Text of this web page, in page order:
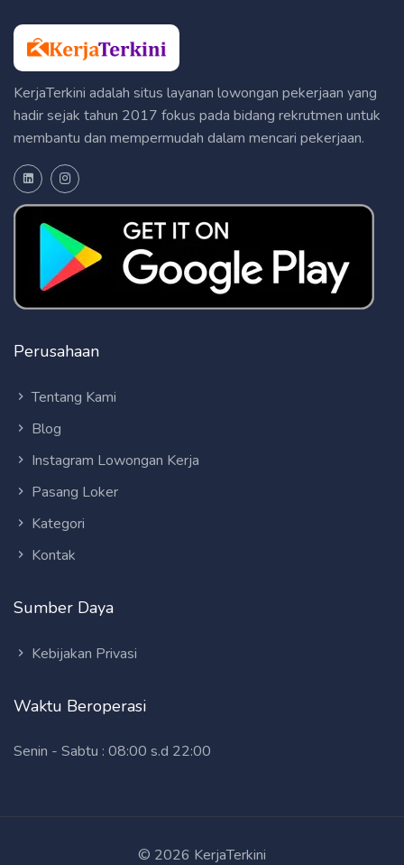
KerjaTerkini adalah situs layanan lowongan pekerjaan yang
hadir sejak tahun 2017 fokus pada bidang rekrutmen untuk
membantu dan mempermudah dalam mencari pekerjaan.
Perusahaan
Tentang Kami
Blog
Instagram Lowongan Kerja
Pasang Loker
Kategori
Kontak
Sumber Daya
Kebijakan Privasi
Waktu Beroperasi
Senin - Sabtu : 08:00 s.d 22:00
© 2026 KerjaTerkini